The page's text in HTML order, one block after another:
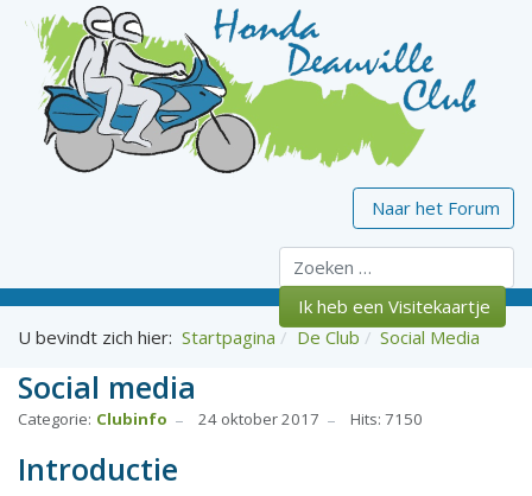
Naar het Forum
Zoeken
Ik heb een Visitekaartje
U bevindt zich hier: Startpagina De Club Social Media
Social media
Categorie: Clubinfo 24 oktober 2017 Hits: 7150
Introductie